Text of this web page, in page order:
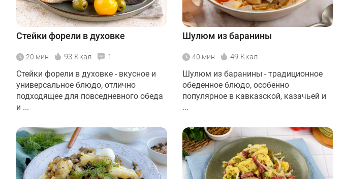
Стейки форели в духовке
20 мин 93 Ккал 1
Стейки форели в духовке - вкусное и
универсальное блюдо, отлично
подходящее для повседневного обеда
и ...
Шулюм из баранины
40 мин 49 Ккал
Шулюм из баранины - традиционное
обеденное блюдо, особенно
популярное в кавказской, казачьей и
...